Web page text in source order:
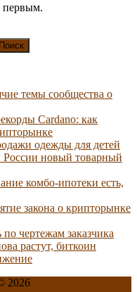
первым.
Поиск
темы сообщества о
Cardano: как
одежды для детей
России новый товарный
комбо-ипотеки есть,
закона о крипторынке
чертежам заказчика
растут, биткоин
2026